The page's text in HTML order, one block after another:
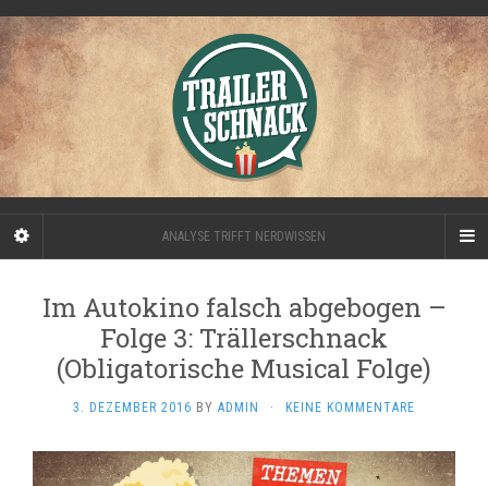
ANALYSE TRIFFT NERDWISSEN
Im Autokino falsch abgebogen –
Folge 3: Trällerschnack
(Obligatorische Musical Folge)
3. DEZEMBER 2016 BY ADMIN · KEINE KOMMENTARE